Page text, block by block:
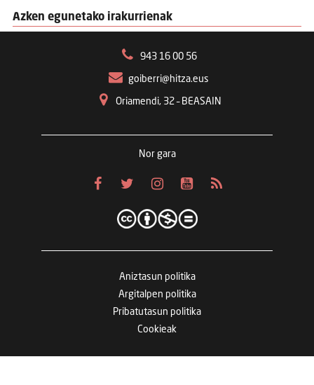
Azken egunetako irakurrienak
943 16 00 56
goiberri@hitza.eus
Oriamendi, 32 – BEASAIN
Nor gara
Aniztasun politika
Argitalpen politika
Pribatutasun politika
Cookieak